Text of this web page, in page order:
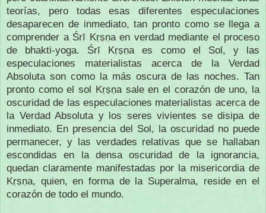
teorías, pero todas esas diferentes especulaciones
desaparecen de inmediato, tan pronto como se llega a
comprender a Śrī Kṛṣṇa en verdad mediante el proceso
de bhakti-yoga. Śrī Kṛṣṇa es como el Sol, y las
especulaciones materialistas acerca de la Verdad
Absoluta son como la más oscura de las noches. Tan
pronto como el sol Kṛṣṇa sale en el corazón de uno, la
oscuridad de las especulaciones materialistas acerca de
la Verdad Absoluta y los seres vivientes se disipa de
inmediato. En presencia del Sol, la oscuridad no puede
permanecer, y las verdades relativas que se hallaban
escondidas en la densa oscuridad de la ignorancia,
quedan claramente manifestadas por la misericordia de
Kṛṣṇa, quien, en forma de la Superalma, reside en el
corazón de todo el mundo.